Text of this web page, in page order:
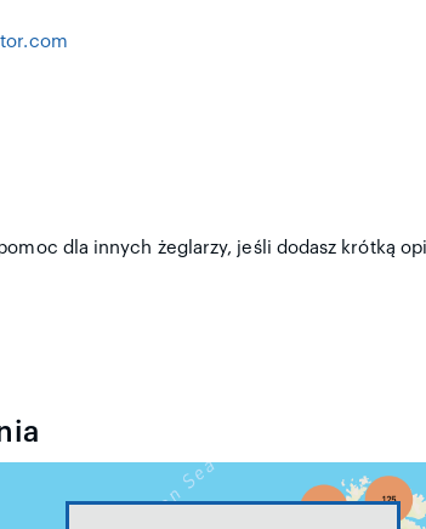
dla innych żeglarzy, jeśli dodasz krótką